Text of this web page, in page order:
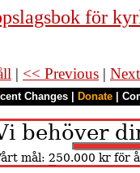
för
| << Previous |
Changes Donate